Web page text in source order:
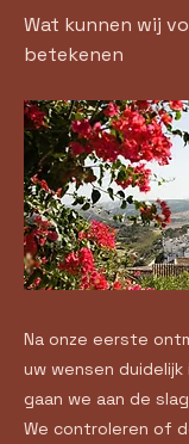
Wat kunnen wij
betekenen
Na onze eerste
uw wensen
gaan we aan de
We controleren of